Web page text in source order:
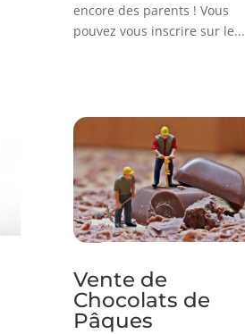
encore des parents ! Vous
pouvez vous inscrire sur le...
Vente de
Chocolats de
Pâques